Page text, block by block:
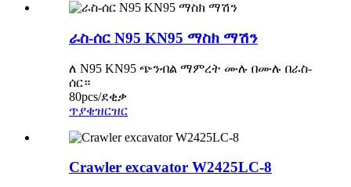
ራስ-ሰር N95 KN95 ማስክ ማሽን
ለ N95 KN95 ጭንብል ማምረት ሙሉ በሙሉ በራስ-
ሰር።
80pcs/ደቂቃ
ጥያቄዝርዝር
Crawler excavator W2425LC-8